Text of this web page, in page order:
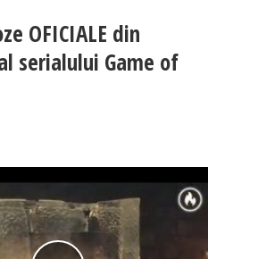
OFICIALE din
serialului Game of